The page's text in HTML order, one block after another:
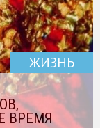
ЖИЗНЬ
ВРЕМЯ